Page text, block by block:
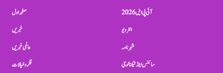
صفحہ اول
خبریں
عالمی خبریں
فکر و خیالات
آئی پی ایل 2026
انٹرویو
شہرنامہ
سائنس اینڈ ٹیکنالوجی